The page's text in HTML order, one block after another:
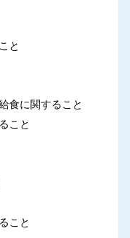
と
食に関すること
こと
こと